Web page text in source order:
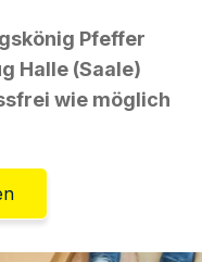
Pfeffer
Halle (Saale)
wie möglich